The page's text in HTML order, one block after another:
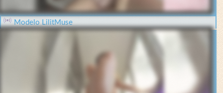
Modelo LilitMuse